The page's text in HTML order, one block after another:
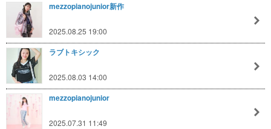
mezzopianojunior新作
2025.08.25 19:00
ラブトキシック
2025.08.03 14:00
mezzopianojunior
2025.07.31 11:49